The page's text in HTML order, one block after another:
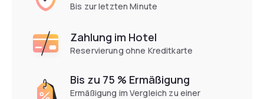
Bis zur letzten Minute
Zahlung im Hotel
Reservierung ohne Kreditkarte
Bis zu 75 % Ermäßigung
Ermäßigung im Vergleich zu einer